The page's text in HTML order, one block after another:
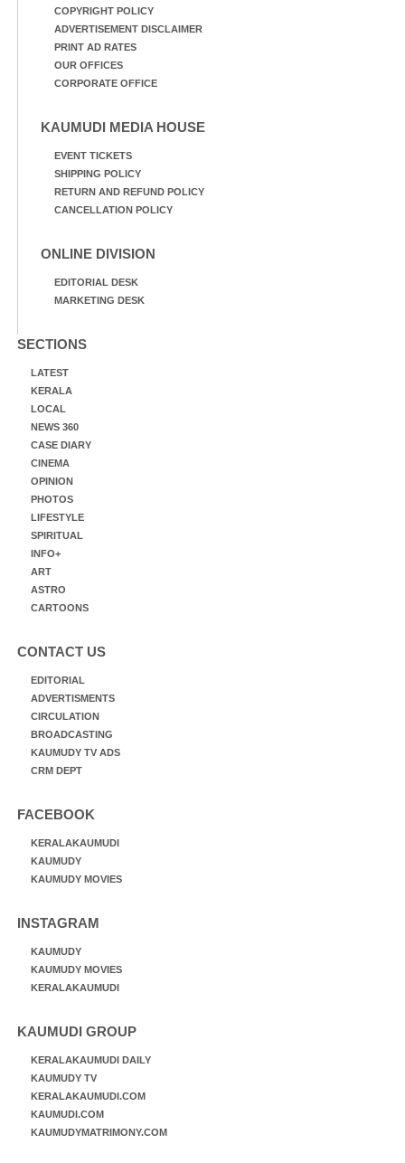
COPYRIGHT POLICY
ADVERTISEMENT DISCLAIMER
PRINT AD RATES
OUR OFFICES
CORPORATE OFFICE
KAUMUDI MEDIA HOUSE
EVENT TICKETS
SHIPPING POLICY
RETURN AND REFUND POLICY
CANCELLATION POLICY
ONLINE DIVISION
EDITORIAL DESK
MARKETING DESK
SECTIONS
LATEST
KERALA
LOCAL
NEWS 360
CASE DIARY
CINEMA
OPINION
PHOTOS
LIFESTYLE
SPIRITUAL
INFO+
ART
ASTRO
CARTOONS
CONTACT US
EDITORIAL
ADVERTISMENTS
CIRCULATION
BROADCASTING
KAUMUDY TV ADS
CRM DEPT
FACEBOOK
KERALAKAUMUDI
KAUMUDY
KAUMUDY MOVIES
INSTAGRAM
KAUMUDY
KAUMUDY MOVIES
KERALAKAUMUDI
KAUMUDI GROUP
KERALAKAUMUDI DAILY
KAUMUDY TV
KERALAKAUMUDI.COM
KAUMUDI.COM
KAUMUDYMATRIMONY.COM